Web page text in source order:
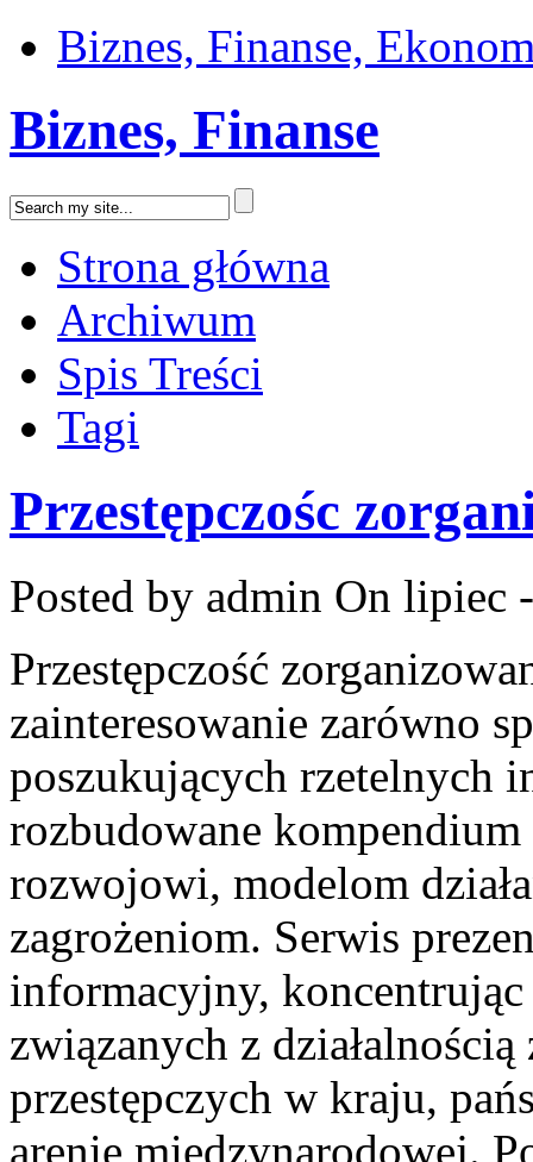
Biznes, Finanse,
Biznes, Finanse
Strona główna
Archiwum
Spis Treści
Tagi
Przestępczośc
Posted by admin On lipiec
Przestępczość
zainteresowanie zarówno
poszukujących rzetelnych
rozbudowane
rozwojowi, modelom
zagrożeniom. Serwis
informacyjny,
związanych z
przestępczych w kraju,
arenie międzynarodowej.